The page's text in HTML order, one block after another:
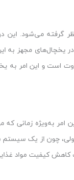
گرفته می‌شود. این
یخچال‌های مجهز به
است و این امر به
به‌ویژه زمانی که
چون از یک
کیفیت مواد